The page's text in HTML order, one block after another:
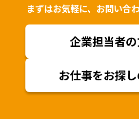
まずはお気軽に、お問い合
企業担当者
お仕事をお探